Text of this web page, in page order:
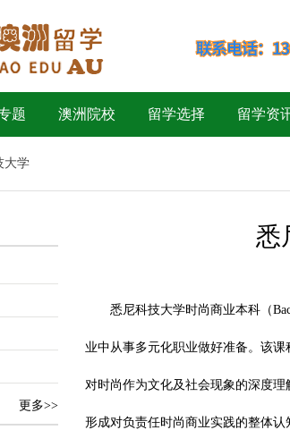
题 澳洲院校 留学选择 留学资
大学
更多>>
悉
悉尼科技大学时尚商业本科（
业中从事多元化职业做好准备。该
对时尚作为文化及社会现象的深度
形成对负责任时尚商业实践的整体